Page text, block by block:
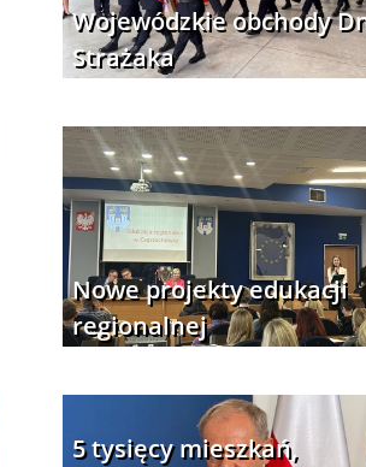
Wojewódzkie obchody
Strażaka
Nowe projekty edukacji
regionalnej
5 tysięcy mieszkań,